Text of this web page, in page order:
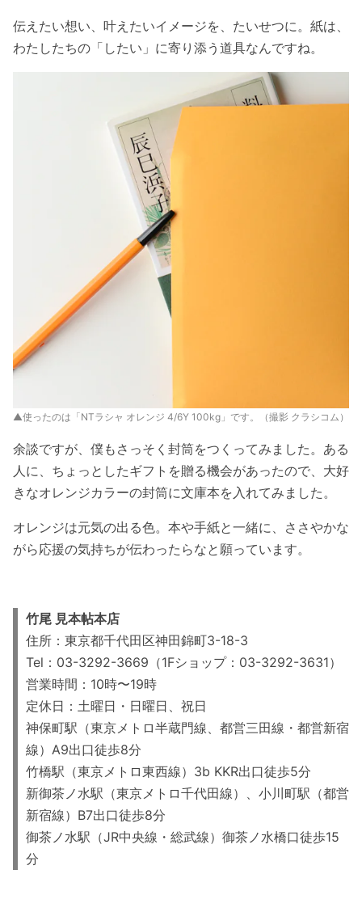
伝えたい想い、叶えたいイメージを、たいせつに。紙は、
わたしたちの「したい」に寄り添う道具なんですね。
▲使ったのは「NTラシャ オレンジ 4/6Y 100kg」です。（撮影 クラシコム）
余談ですが、僕もさっそく封筒をつくってみました。ある
人に、ちょっとしたギフトを贈る機会があったので、大好
きなオレンジカラーの封筒に文庫本を入れてみました。
オレンジは元気の出る色。本や手紙と一緒に、ささやかな
がら応援の気持ちが伝わったらなと願っています。
竹尾 見本帖本店
住所：東京都千代田区神田錦町3-18-3
Tel：03-3292-3669（1Fショップ：03-3292-3631）
営業時間：10時〜19時
定休日：土曜日・日曜日、祝日
神保町駅（東京メトロ半蔵門線、都営三田線・都営新宿
線）A9出口徒歩8分
竹橋駅（東京メトロ東西線）3b KKR出口徒歩5分
新御茶ノ水駅（東京メトロ千代田線）、小川町駅（都営
新宿線）B7出口徒歩8分
御茶ノ水駅（JR中央線・総武線）御茶ノ水橋口徒歩15
分